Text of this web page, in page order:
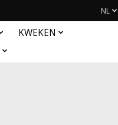
NL
KWEKEN